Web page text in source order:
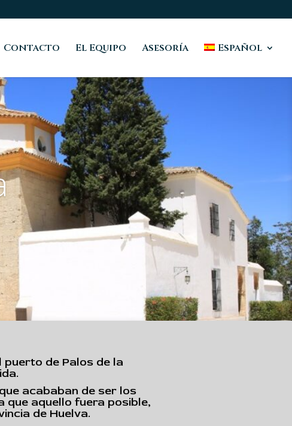
Contacto El Equipo Asesoría Español
puerto de Palos de la
acababan de ser los
que aquello fuera posible,
de Huelva.